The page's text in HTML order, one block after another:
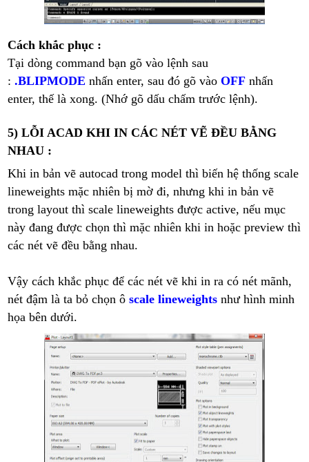
Cách khắc phục :
Tại dòng command bạn gõ vào lệnh sau
: .BLIPMODE nhấn enter, sau đó gõ vào OFF nhấn
enter, thế là xong. (Nhớ gõ dấu chấm trước lệnh).
5) LỖI ACAD KHI IN CÁC NÉT VẼ ĐỀU BẰNG
NHAU :
Khi in bản vẽ autocad trong model thì biến hệ thống scale
lineweights mặc nhiên bị mờ đi, nhưng khi in bản vẽ
trong layout thì scale lineweights được active, nếu mục
này đang được chọn thì mặc nhiên khi in hoặc preview thì
các nét vẽ đều bằng nhau.
Vậy cách khắc phục để các nét vẽ khi in ra có nét mãnh,
nét đậm là ta bỏ chọn ô scale lineweights như hình minh
họa bên dưới.